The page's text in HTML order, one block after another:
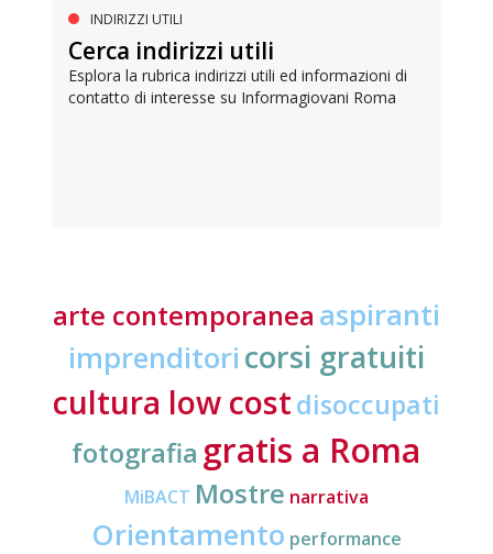
INDIRIZZI UTILI
Cerca indirizzi utili
Esplora la rubrica indirizzi utili ed informazioni di
contatto di interesse su Informagiovani Roma
arte contemporanea aspiranti
imprenditori corsi gratuiti
cultura low costdisoccupati
fotografia gratis a Roma
MiBACT Mostre narrativa
Orientamento performance